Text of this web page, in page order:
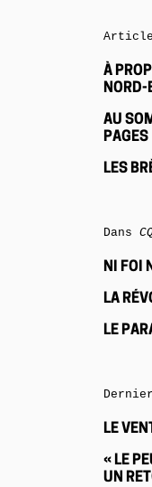
À
NORD-
AU
PAGES
LES
Dans
NI FOI
LA
LE
LE
« LE
UN